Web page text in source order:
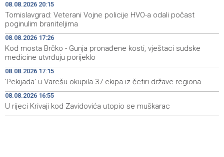
18:09
Iran 'vrlo blizu' dogovora s Omanom o novoj Hormuškoj
brodskoj ruti
18:05
Koncertom Marije Šerifović večeras se zatvara
manifestacija 'Dani dijaspore Travnik 2026'
17:26
Kod mosta Brčko - Gunja pronađene kosti, vještaci
sudske medicine utvrđuju porijeklo
17:15
'Pekijada' u Varešu okupila 37 ekipa iz četiri države
regiona
08.08.2026 20:15
Tomislavgrad: Veterani Vojne policije HVO-a odali počast
poginulim braniteljima
08.08.2026 17:26
Kod mosta Brčko - Gunja pronađene kosti, vještaci sudske
medicine utvrđuju porijeklo
08.08.2026 17:15
'Pekijada' u Varešu okupila 37 ekipa iz četiri države regiona
08.08.2026 16:55
U rijeci Krivaji kod Zavidovića utopio se muškarac